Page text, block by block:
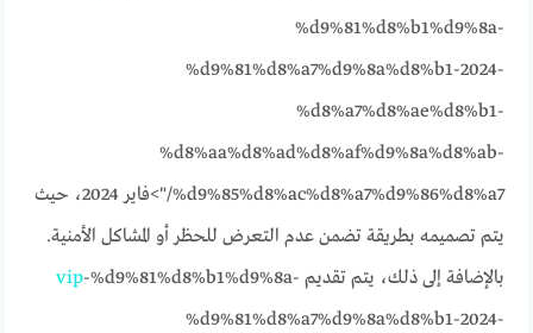
%d9%81%d8%b1%d9%8a-
%d9%81%d8%a7%d9%8a%d8%b1-2024-
%d8%a7%d8%ae%d8%b1-
%d8%aa%d8%ad%d8%af%d9%8a%d8%ab-
%d9%85%d8%ac%d8%a7%d9%86%d8%a7/">فاير 2024، حيث
يتم تصميمه بطريقة تضمن عدم التعرض للحظر أو المشاكل الأمنية.
بالإضافة إلى ذلك، يتم تقديم
vip-%d9%81%d8%b1%d9%8a-
%d9%81%d8%a7%d9%8a%d8%b1-2024-